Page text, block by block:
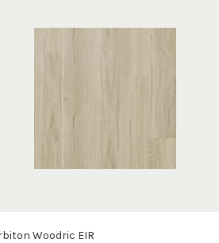
Woodric EIR